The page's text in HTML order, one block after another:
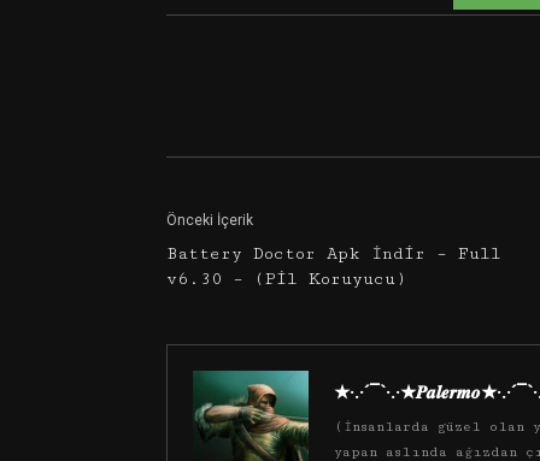
Önceki İçerik
Battery Doctor Apk İndir – Full
v6.30 – (Pil Koruyucu)
(İnsanlarda güzel olan
yapan aslında ağızdan